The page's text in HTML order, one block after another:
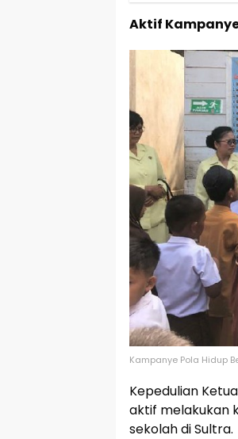
Aktif
Kampanye Pola Hidup
Kepedulian
aktif melakukan
sekolah di Sultra.